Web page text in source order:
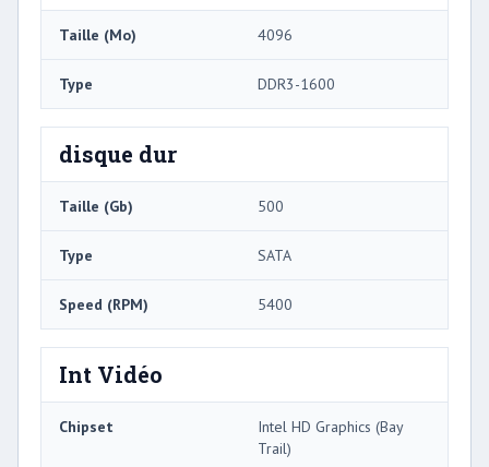
Taille (Mo) 4096
Type DDR3-1600
disque dur
Taille (Gb) 500
Type SATA
Speed ​​(RPM) 5400
Int Vidéo
Chipset
Intel HD Graphics (Bay
Trail)